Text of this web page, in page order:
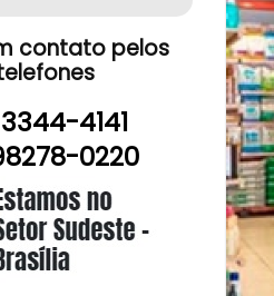
contato pelos
3344-4141
0220